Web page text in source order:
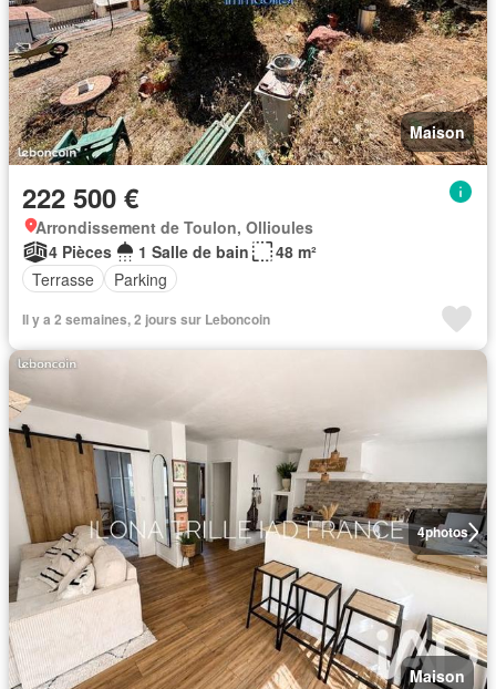
Maison
222 500 €
Arrondissement de Toulon, Ollioules
4 Pièces
1 Salle de bain
48 m²
Terrasse
Parking
Il y a 2 semaines, 2 jours sur Leboncoin
4photos
Maison